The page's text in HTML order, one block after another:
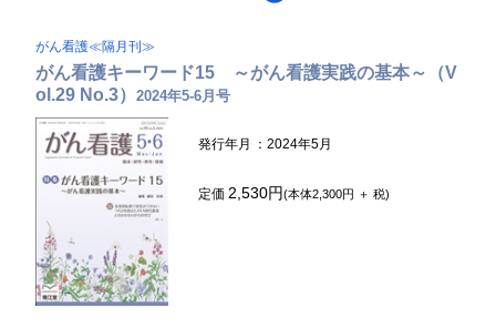
がん看護≪隔月刊≫
がん看護キーワード15 ～がん看護実践の基本～（V
ol.29 No.3）2024年5-6月号
発行年月 ：2024年5月
定価2,530円(本体2,300円 ＋ 税)